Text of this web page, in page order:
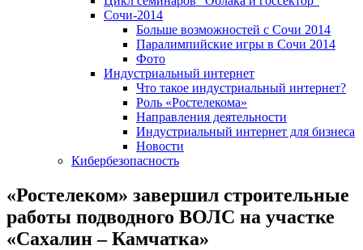
Сочи-2014
Больше возможностей с Сочи 2014
Паралимпийские игры в Сочи 2014
Фото
Индустриальный интернет
Что такое индустриальный интернет?
Роль «Ростелекома»
Направления деятельности
Индустриальный интернет для бизнеса
Новости
Кибербезопасность
«Ростелеком» завершил строительные
работы подводного ВОЛС на участке
«Сахалин – Камчатка»